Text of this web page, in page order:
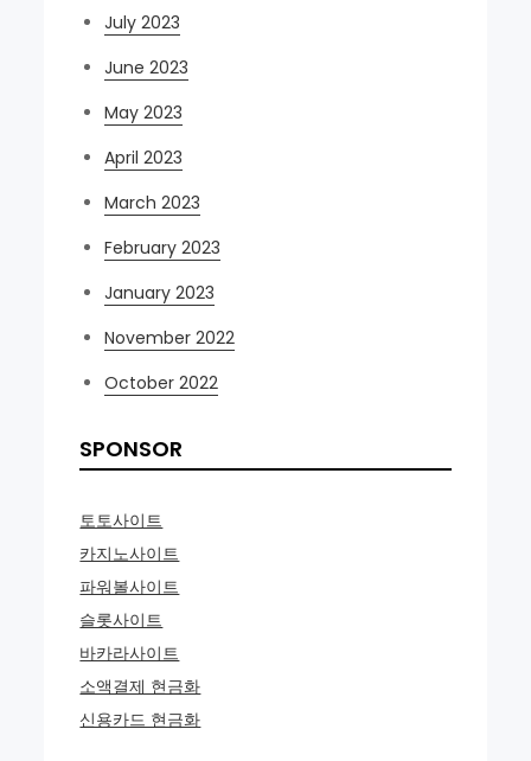
July 2023
June 2023
May 2023
April 2023
March 2023
February 2023
January 2023
November 2022
October 2022
SPONSOR
토토사이트
카지노사이트
파워볼사이트
슬롯사이트
바카라사이트
소액결제 현금화
신용카드 현금화